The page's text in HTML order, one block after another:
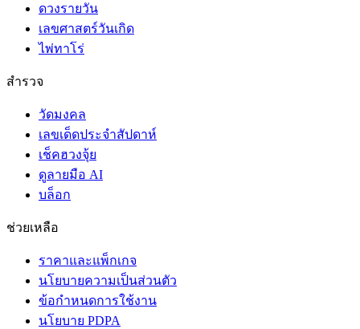
ดวงรายวัน
เลขศาสตร์วันเกิด
ไพ่ทาโร่
สำรวจ
วัดมงคล
เลขเด็ดประจำสัปดาห์
เช็คฮวงจุ้ย
ดูลายมือ AI
บล็อก
ช่วยเหลือ
ราคาและแพ็กเกจ
นโยบายความเป็นส่วนตัว
ข้อกำหนดการใช้งาน
นโยบาย PDPA